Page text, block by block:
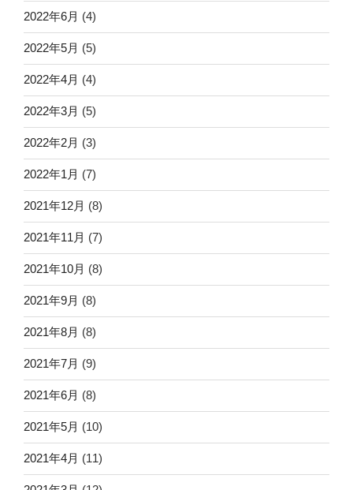
2022年6月 (4)
2022年5月 (5)
2022年4月 (4)
2022年3月 (5)
2022年2月 (3)
2022年1月 (7)
2021年12月 (8)
2021年11月 (7)
2021年10月 (8)
2021年9月 (8)
2021年8月 (8)
2021年7月 (9)
2021年6月 (8)
2021年5月 (10)
2021年4月 (11)